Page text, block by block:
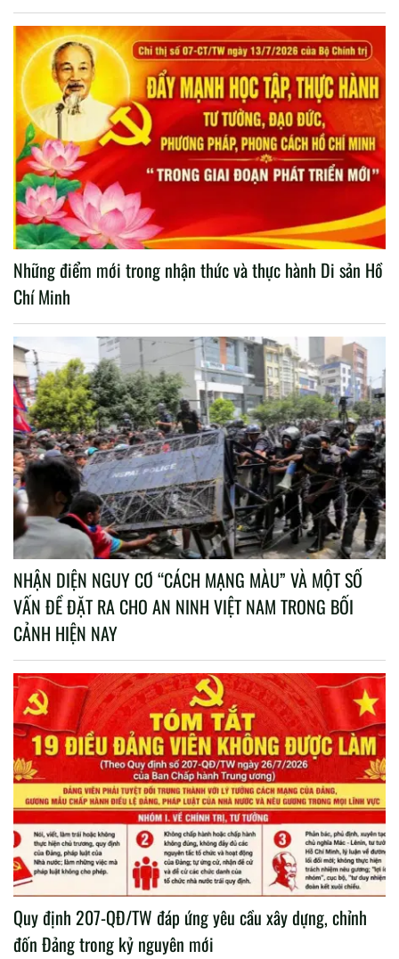
Những điểm mới trong nhận thức và thực hành Di sản Hồ
Chí Minh
NHẬN DIỆN NGUY CƠ “CÁCH MẠNG MÀU” VÀ MỘT SỐ
VẤN ĐỀ ĐẶT RA CHO AN NINH VIỆT NAM TRONG BỐI
CẢNH HIỆN NAY
Quy định 207-QĐ/TW đáp ứng yêu cầu xây dựng, chỉnh
đốn Đảng trong kỷ nguyên mới